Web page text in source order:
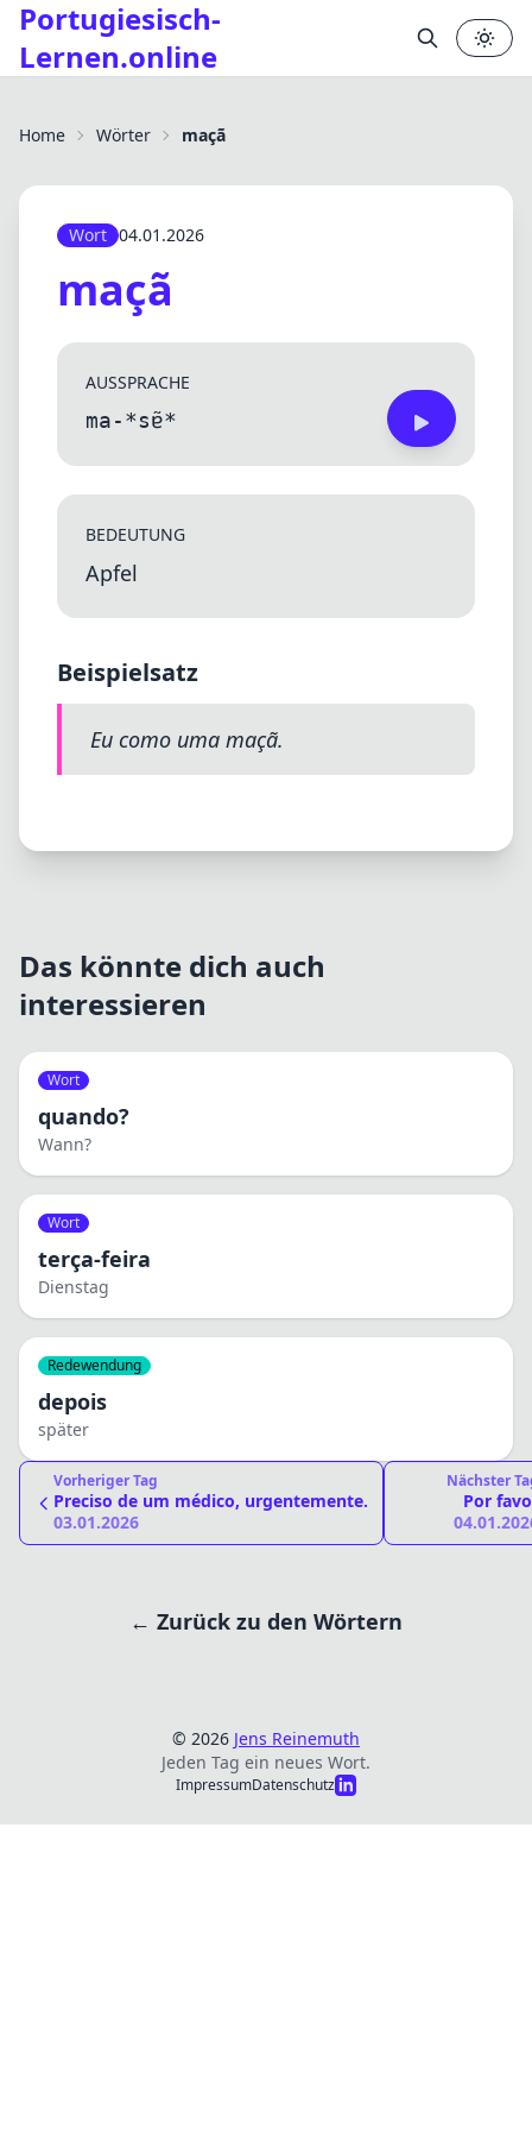
Portugiesisch-
Lernen.online
Home Wörter maçã
Wort 04.01.2026
maçã
AUSSPRACHE
ma-*sɐ̃*
BEDEUTUNG
Apfel
Beispielsatz
Eu como uma maçã.
Das könnte dich auch
interessieren
Wort
quando?
Wann?
Wort
terça-feira
Dienstag
Redewendung
depois
später
Vorheriger Tag
Preciso de um médico, urgentemente.
03.01.2026
Nächster
Por
← Zurück zu den Wörtern
© 2026 Jens Reinemuth
Jeden Tag ein neues Wort.
ImpressumDatenschutz